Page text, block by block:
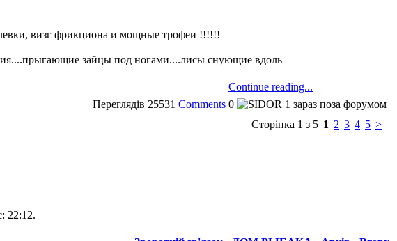
визг фрикциона и мощные трофеи !!!!!!
зайцы под ногами....лисы снующие вдоль
Continue reading...
Переглядів 25531 Comments 0
Сторінка 1 з 5 1 2 3 4 5 >
22:12.